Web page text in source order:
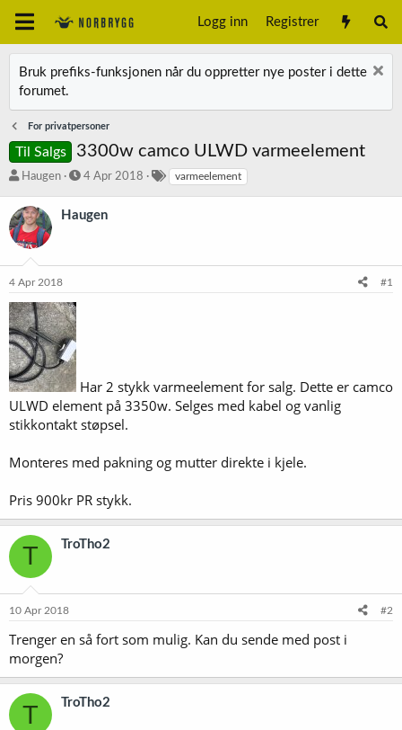
Logg inn Registrer
Bruk prefiks-funksjonen når du oppretter nye poster i dette
forumet.
For privatpersoner
Til Salgs 3300w camco ULWD varmeelement
T
å
d
s
r
t
e
r
Haugen
S
r
4 Apr 2018 varmeelement
Haugen
4 Apr 2018 #1
Har 2 stykk varmeelement for salg. Dette er camco
ULWD element på 3350w. Selges med kabel og vanlig
stikkontakt støpsel.
Monteres med pakning og mutter direkte i kjele.
Pris 900kr PR stykk.
T TroTho2
10 Apr 2018 #2
Trenger en så fort som mulig. Kan du sende med post i
morgen?
T TroTho2